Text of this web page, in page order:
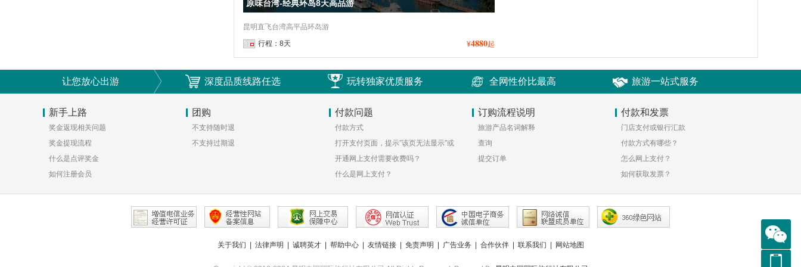
原味台湾-经典环岛8天高品游
昆明直飞台湾高平品环岛游
¥4880起
行程：8天
让您放心出游 深度品质线路任选 玩转独家优质服务 全网性价比最高 旅游一站式服务
新手上路
奖金返现相关问题
奖金提现流程
什么是点评奖金
如何注册会员
团购
不支持随时退
不支持过期退
付款问题
付款方式
打开支付页面，提示”该页无法显示”或
空白页，可能是什么原因？
开通网上支付需要收费吗？
什么是网上支付？
订购流程说明
旅游产品名词解释
查询
提交订单
付款和发票
门店支付或银行汇款
付款方式有哪些？
怎么网上支付？
如何获取发票？
关于我们 法律声明 诚聘英才 帮助中心 友情链接 免责声明 广告业务 合作伙伴 联系我们 网站地图